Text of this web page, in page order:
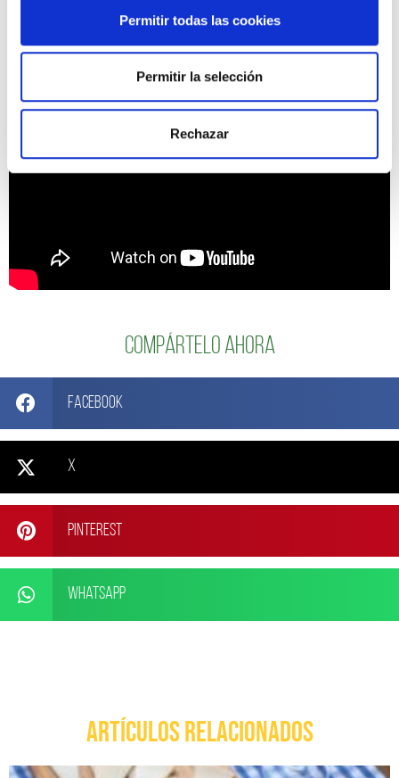
Permitir todas las cookies
Permitir la selección
Rechazar
Compártelo ahora
Facebook
X
Pinterest
WhatsApp
ARTÍCULOS RELACIONADOS